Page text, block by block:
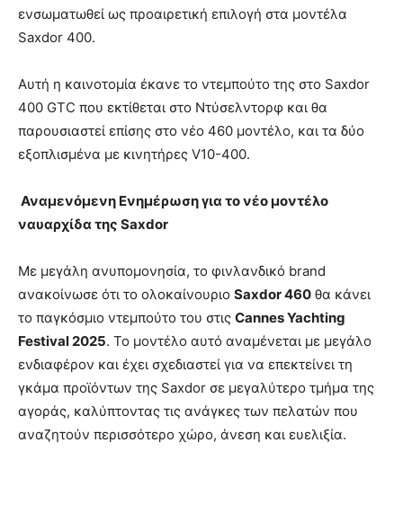
ενσωματωθεί ως προαιρετική επιλογή στα μοντέλα
Saxdor 400.
Αυτή η καινοτομία έκανε το ντεμπούτο της στο Saxdor
400 GTC που εκτίθεται στο Ντύσελντορφ και θα
παρουσιαστεί επίσης στο νέο 460 μοντέλο, και τα δύο
εξοπλισμένα με κινητήρες V10-400.
Αναμενόμενη Ενημέρωση για το νέο μοντέλο
ναυαρχίδα της Saxdor
Με μεγάλη ανυπομονησία, το φινλανδικό brand
ανακοίνωσε ότι το ολοκαίνουριο Saxdor 460 θα κάνει
το παγκόσμιο ντεμπούτο του στις Cannes Yachting
Festival 2025. Το μοντέλο αυτό αναμένεται με μεγάλο
ενδιαφέρον και έχει σχεδιαστεί για να επεκτείνει τη
γκάμα προϊόντων της Saxdor σε μεγαλύτερο τμήμα της
αγοράς, καλύπτοντας τις ανάγκες των πελατών που
αναζητούν περισσότερο χώρο, άνεση και ευελιξία.